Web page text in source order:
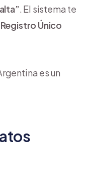
. El sistema te
Registro Único
es un